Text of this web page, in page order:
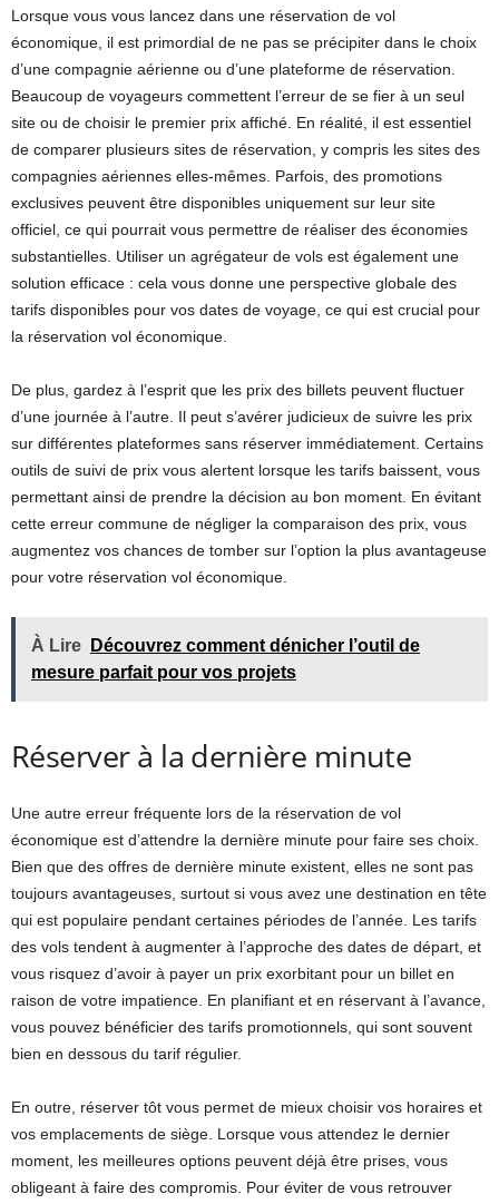
Lorsque vous vous lancez dans une réservation de vol
économique, il est primordial de ne pas se précipiter dans le choix
d’une compagnie aérienne ou d’une plateforme de réservation.
Beaucoup de voyageurs commettent l’erreur de se fier à un seul
site ou de choisir le premier prix affiché. En réalité, il est essentiel
de comparer plusieurs sites de réservation, y compris les sites des
compagnies aériennes elles-mêmes. Parfois, des promotions
exclusives peuvent être disponibles uniquement sur leur site
officiel, ce qui pourrait vous permettre de réaliser des économies
substantielles. Utiliser un agrégateur de vols est également une
solution efficace : cela vous donne une perspective globale des
tarifs disponibles pour vos dates de voyage, ce qui est crucial pour
la réservation vol économique.
De plus, gardez à l’esprit que les prix des billets peuvent fluctuer
d’une journée à l’autre. Il peut s’avérer judicieux de suivre les prix
sur différentes plateformes sans réserver immédiatement. Certains
outils de suivi de prix vous alertent lorsque les tarifs baissent, vous
permettant ainsi de prendre la décision au bon moment. En évitant
cette erreur commune de négliger la comparaison des prix, vous
augmentez vos chances de tomber sur l’option la plus avantageuse
pour votre réservation vol économique.
À Lire
Découvrez comment dénicher l’outil de
mesure parfait pour vos projets
Réserver à la dernière minute
Une autre erreur fréquente lors de la réservation de vol
économique est d’attendre la dernière minute pour faire ses choix.
Bien que des offres de dernière minute existent, elles ne sont pas
toujours avantageuses, surtout si vous avez une destination en tête
qui est populaire pendant certaines périodes de l’année. Les tarifs
des vols tendent à augmenter à l’approche des dates de départ, et
vous risquez d’avoir à payer un prix exorbitant pour un billet en
raison de votre impatience. En planifiant et en réservant à l’avance,
vous pouvez bénéficier des tarifs promotionnels, qui sont souvent
bien en dessous du tarif régulier.
En outre, réserver tôt vous permet de mieux choisir vos horaires et
vos emplacements de siège. Lorsque vous attendez le dernier
moment, les meilleures options peuvent déjà être prises, vous
obligeant à faire des compromis. Pour éviter de vous retrouver